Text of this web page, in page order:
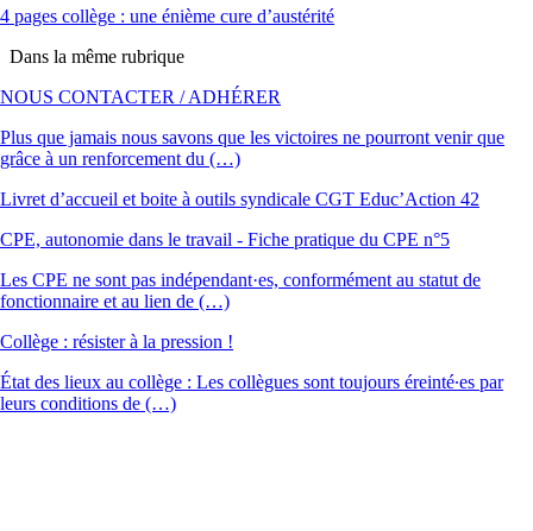
4 pages collège : une énième cure d’austérité
Dans la même rubrique
NOUS CONTACTER / ADHÉRER
Plus que jamais nous savons que les victoires ne pourront venir que
grâce à un renforcement du (…)
Livret d’accueil et boite à outils syndicale CGT Educ’Action 42
CPE, autonomie dans le travail - Fiche pratique du CPE n°5
Les CPE ne sont pas indépendant·es, conformément au statut de
fonctionnaire et au lien de (…)
Collège : résister à la pression !
État des lieux au collège : Les collègues sont toujours éreinté∙es par
leurs conditions de (…)